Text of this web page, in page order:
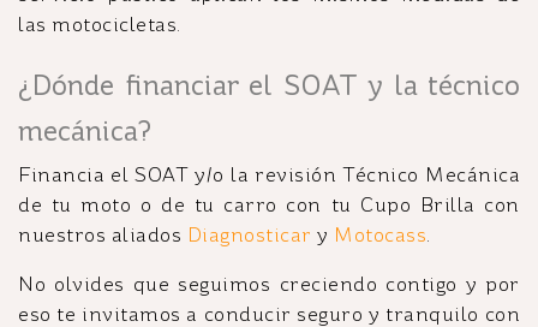
las motocicletas.
¿Dónde financiar el SOAT y la técnico
mecánica?
Financia el SOAT y/o la revisión Técnico Mecánica
de tu moto o de tu carro con tu Cupo Brilla con
nuestros aliados Diagnosticar y Motocass
No olvides que seguimos creciendo contigo y por
eso te invitamos a conducir seguro y tranquilo con